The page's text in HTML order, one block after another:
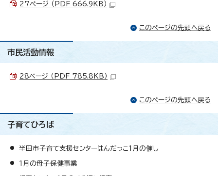
27ページ （PDF 666.9KB）
このページの先頭へ戻る
市民活動情報
28ページ （PDF 785.8KB）
このページの先頭へ戻る
子育てひろば
半田市子育て支援センターはんだっこ1月の催し
1月の母子保健事業